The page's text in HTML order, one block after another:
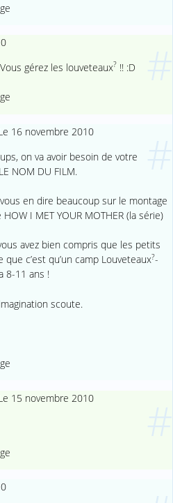
gérez les louveteaux?!! :D
16 novembre 2010
on va avoir besoin de votre
NOM DU FILM.
en dire beaucoup sur le montage
I MET YOUR MOTHER (la série)
avez bien compris que les petits
c’est qu’un camp Louveteaux?-
8-11 ans !
scoute.
15 novembre 2010